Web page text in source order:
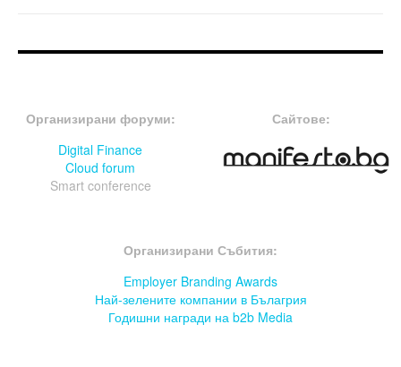
Организирани форуми:
Digital Finance
Cloud forum
Smart conference
Сайтове:
Организирани Събития:
Employer Branding Awards
Най-зелените компании в Бълагрия
Годишни награди на b2b Media